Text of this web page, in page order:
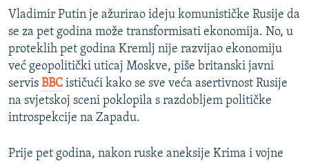
Vladimir Putin je ažurirao ideju komunističke Rusije da
se za pet godina može transformisati ekonomija. No, u
proteklih pet godina Kremlj nije razvijao ekonomiju
već geopolitički uticaj Moskve, piše britanski javni
servis BBC ističući kako se sve veća asertivnost Rusije
na svjetskoj sceni poklopila s razdobljem političke
introspekcije na Zapadu.
Prije pet godina, nakon ruske aneksije Krima i vojne